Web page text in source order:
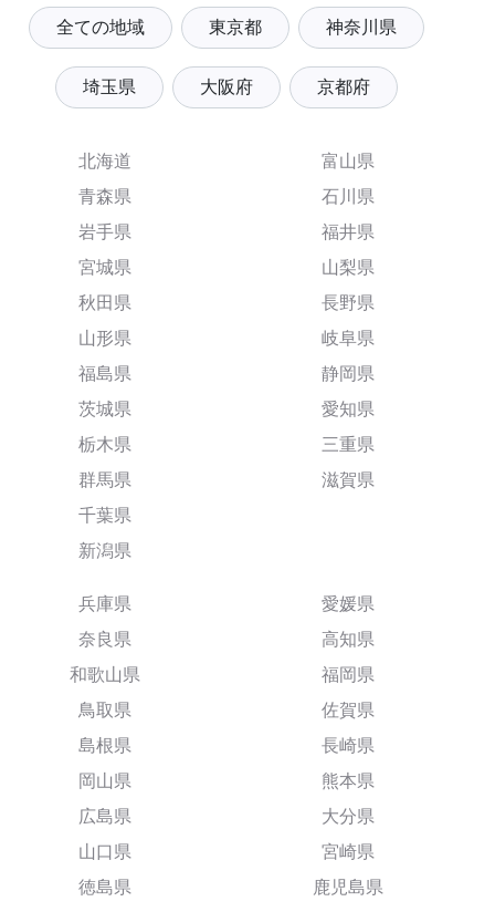
全ての地域 東京都 神奈川県
埼玉県 大阪府 京都府
北海道
青森県
岩手県
宮城県
秋田県
山形県
福島県
茨城県
栃木県
群馬県
千葉県
新潟県
富山県
石川県
福井県
山梨県
長野県
岐阜県
静岡県
愛知県
三重県
滋賀県
兵庫県
奈良県
和歌山県
鳥取県
島根県
岡山県
広島県
山口県
徳島県
愛媛県
高知県
福岡県
佐賀県
長崎県
熊本県
大分県
宮崎県
鹿児島県